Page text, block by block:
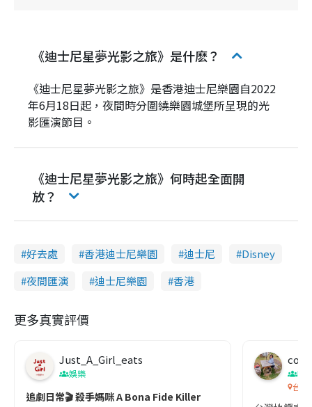
《迪士尼星夢光影之旅》是什麽？
《迪士尼星夢光影之旅》是香港迪士尼樂園自2022
年6月18日起，夜間時分圍繞樂園城堡所呈現的光
影匯演節目。
《迪士尼星夢光影之旅》何時起全面開
放？
好去處 香港迪士尼樂園 迪士尼
Disney
夜間匯演
迪士尼樂園 香港
更多真實評價
Just_A_Girl_eats
娛樂
追劇日常🎬 殺手媽咪 A Bona Fide Killer
co
吹
台灣